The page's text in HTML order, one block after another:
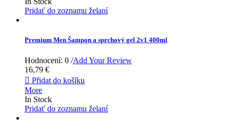
Pridať do zoznamu želaní
Premium Men Šampon a sprchový gel 2v1 400ml
Hodnocení: 0 /Add Your Review
16,79 €
 Přidat do košíku
More
In Stock
Pridať do zoznamu želaní